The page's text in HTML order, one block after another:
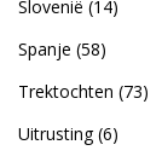
Slovenië (14)
Spanje (58)
Trektochten (73)
Uitrusting(6)